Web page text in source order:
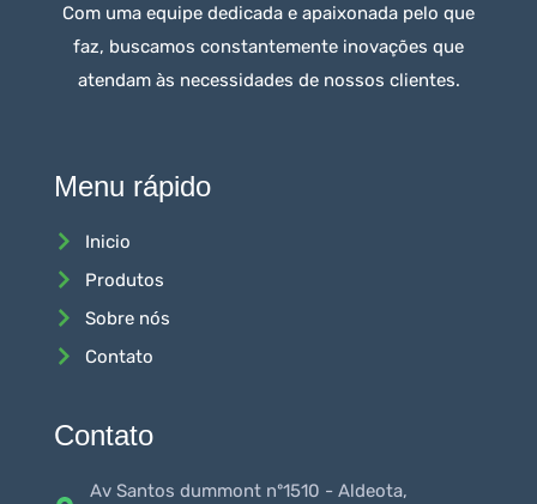
Com uma equipe dedicada e apaixonada pelo que
faz, buscamos constantemente inovações que
atendam às necessidades de nossos clientes.
Menu rápido
Inicio
Produtos
Sobre nós
Contato
Contato
Av Santos dummont nº1510 - Aldeota,